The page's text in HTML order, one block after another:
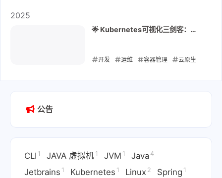
2025
🌟 Kubernetes可视化三剑客：
开发 运维 容器管理 云原生
k8s Dashboard
公告
CLI 1 JAVA 虚拟机 1 JVM 1 Java 4
Jetbrains 1 Kubernetes 1 Linux 2 Spring 1